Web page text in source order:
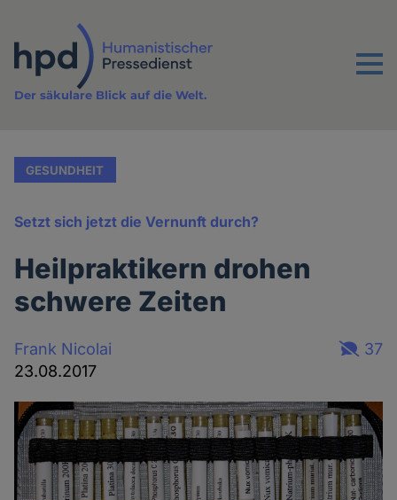
Inhalt
Menu
Der säkulare Blick auf die Welt.
GESUNDHEIT
Setzt sich jetzt die Vernunft durch?
Heilpraktikern drohen
schwere Zeiten
Frank Nicolai
23.08.2017
37